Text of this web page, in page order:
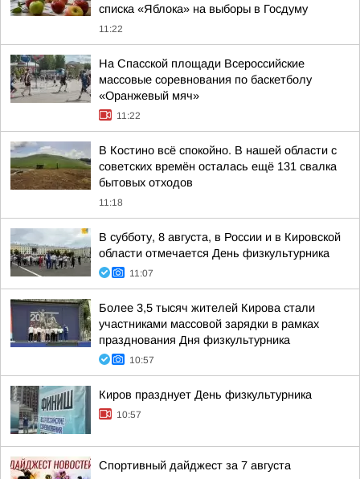
списка «Яблока» на выборы в Госдуму
11:22
На Спасской площади Всероссийские
массовые соревнования по баскетболу
«Оранжевый мяч»
11:22
В Костино всё спокойно. В нашей области с
советских времён осталась ещё 131 свалка
бытовых отходов
11:18
В субботу, 8 августа, в России и в Кировской
области отмечается День физкультурника
11:07
Более 3,5 тысяч жителей Кирова стали
участниками массовой зарядки в рамках
празднования Дня физкультурника
10:57
Киров празднует День физкультурника
10:57
Спортивный дайджест за 7 августа